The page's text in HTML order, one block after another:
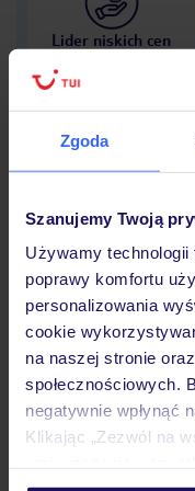
Zgoda
Szanujemy Twoją
Używamy
poprawy komfortu
personalizowania
cookie
na naszej stronie
społecznościowych.
negatywnie wpłynąć
Klikając „Zezwól na
Lider niskich cen
Opinie
Pokoje
Wyżywienie